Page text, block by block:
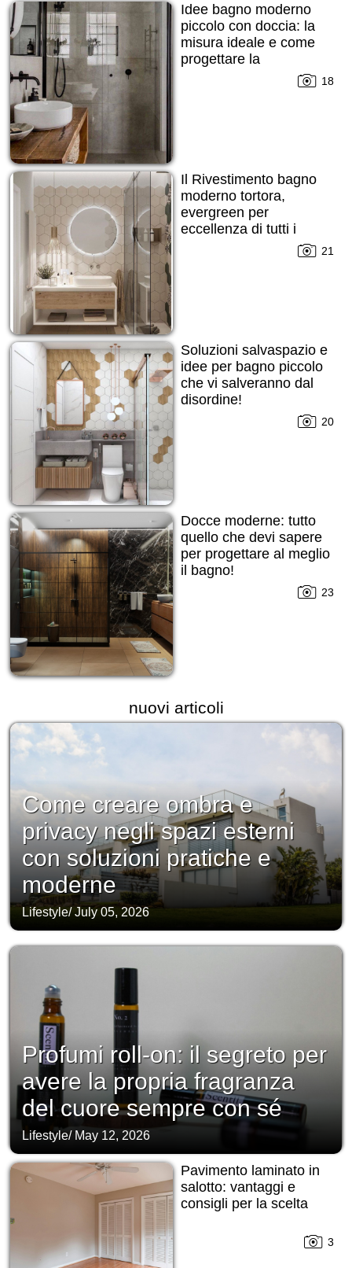
Idee bagno moderno
piccolo con doccia: la
misura ideale e come
progettare la
18
Il Rivestimento bagno
moderno tortora,
evergreen per
eccellenza di tutti i
21
Soluzioni salvaspazio e
idee per bagno piccolo
che vi salveranno dal
disordine!
20
Docce moderne: tutto
quello che devi sapere
per progettare al meglio
il bagno!
23
nuovi articoli
Come creare ombra e
privacy negli spazi esterni
con soluzioni pratiche e
moderne
Lifestyle/July 05, 2026
Profumi roll-on: il segreto per
avere la propria fragranza
del cuore sempre con sé
Lifestyle/ May 12, 2026
Pavimento laminato in
salotto: vantaggi e
consigli per la scelta
3